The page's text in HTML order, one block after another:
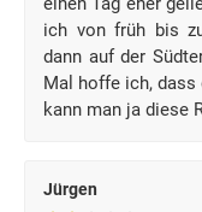
ich von früh bis
dann auf der
Mal hoffe ich,
kann man ja diese
Jürgen